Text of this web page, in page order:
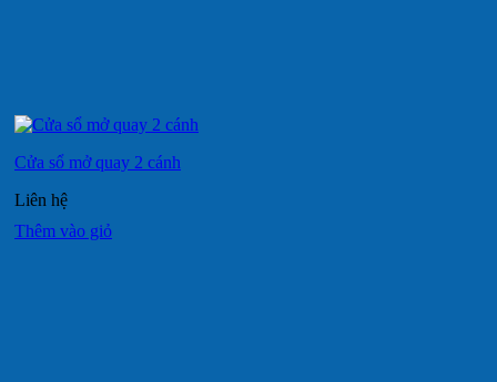
Cửa sổ mở quay 2 cánh
Liên hệ
Thêm vào giỏ